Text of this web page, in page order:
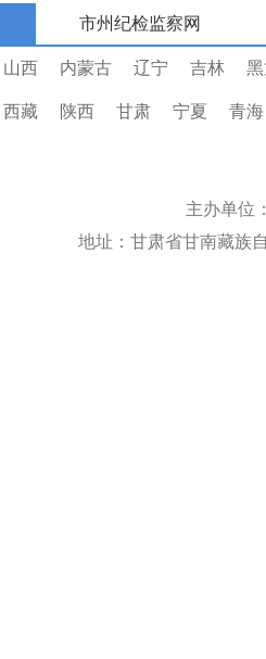
市州纪检监察网
山西 内蒙古 辽宁 吉林
西藏 陕西 甘肃 宁夏 青海
主办单位
地址：甘肃省甘南藏族